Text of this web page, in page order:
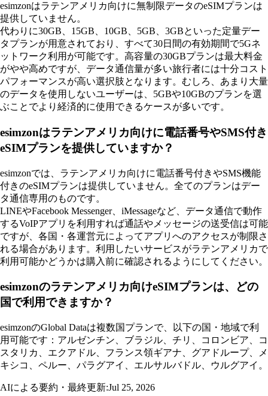
esimzonはラテンアメリカ向けに無制限データのeSIMプランは
提供していません。
代わりに30GB、15GB、10GB、5GB、3GBといった定量デー
タプランが用意されており、すべて30日間の有効期間で5Gネ
ットワーク利用が可能です。高容量の30GBプランは最大料金
がやや高めですが、データ通信量が多い旅行者には十分コスト
パフォーマンスが高い選択肢となります。むしろ、あまり大量
のデータを使用しないユーザーは、5GBや10GBのプランを選
ぶことでより経済的に使用できるケースが多いです。
esimzonはラテンアメリカ向けに電話番号やSMS付き
eSIMプランを提供していますか？
es​imzonでは、ラテンアメリカ向けに電話番号付きやSMS機能
付きのeSIMプランは提供していません。全てのプランはデー
タ通信専用のものです。
LINEやFacebook Messenger、iMessageなど、データ通信で動作
するVoIPアプリを利用すれば通話やメッセージの送受信は可能
ですが、各国・各運営元によってアプリへのアクセスが制限さ
れる場合があります。利用したいサービスがラテンアメリカで
利用可能かどうかは購入前に確認されるようにしてください。
esimzonのラテンアメリカ向けeSIMプランは、どの
国で利用できますか？
esimzonのGlobal Dataは複数国プランで、以下の国・地域で利
用可能です：アルゼンチン、ブラジル、チリ、コロンビア、コ
スタリカ、エクアドル、フランス領ギアナ、グアドループ、メ
キシコ、ペルー、パラグアイ、エルサルバドル、ウルグアイ。
AIによる要約・最終更新:Jul 25, 2026